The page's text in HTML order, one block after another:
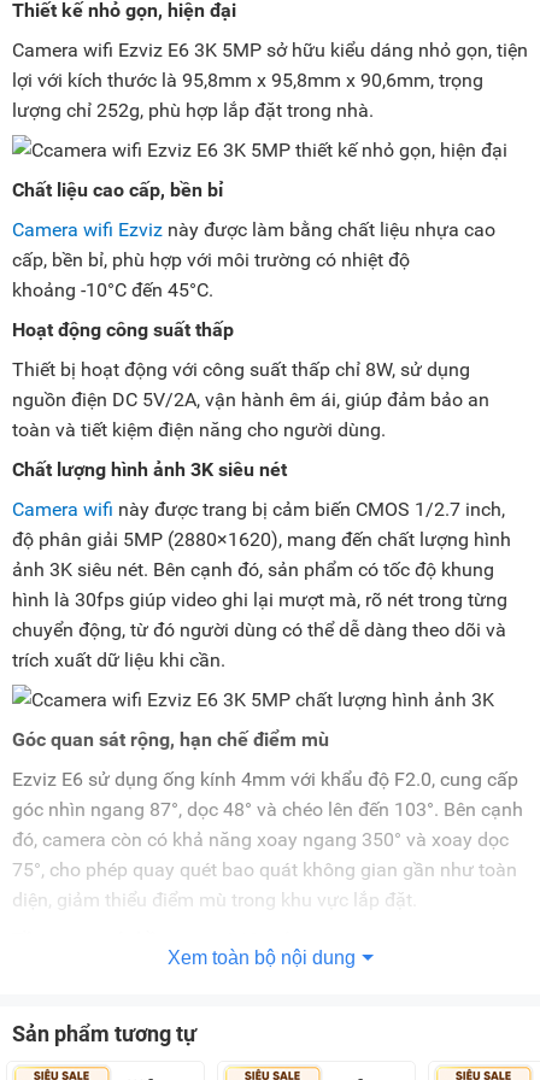
Thiết kế nhỏ gọn, hiện đại
Camera wifi Ezviz E6 3K 5MP sở hữu kiểu dáng nhỏ gọn, tiện
lợi với kích thước là 95,8mm x 95,8mm x 90,6mm, trọng
lượng chỉ 252g, phù hợp lắp đặt trong nhà.
Chất liệu cao cấp, bền bỉ
Camera wifi Ezviz này được làm bằng chất liệu nhựa cao
cấp, bền bỉ, phù hợp với môi trường có nhiệt độ
khoảng -10°C đến 45°C.
Hoạt động công suất thấp
Thiết bị hoạt động với công suất thấp chỉ 8W, sử dụng
nguồn điện DC 5V/2A, vận hành êm ái, giúp đảm bảo an
toàn và tiết kiệm điện năng cho người dùng.
Chất lượng hình ảnh 3K siêu nét
Camera wifi này được trang bị cảm biến CMOS 1/2.7 inch,
độ phân giải 5MP (2880×1620), mang đến chất lượng hình
ảnh 3K siêu nét. Bên cạnh đó, sản phẩm có tốc độ khung
hình là 30fps giúp video ghi lại mượt mà, rõ nét trong từng
chuyển động, từ đó người dùng có thể dễ dàng theo dõi và
trích xuất dữ liệu khi cần.
Góc quan sát rộng, hạn chế điểm mù
Ezviz E6 sử dụng ống kính 4mm với khẩu độ F2.0, cung cấp
góc nhìn ngang 87°, dọc 48° và chéo lên đến 103°. Bên cạnh
đó, camera còn có khả năng xoay ngang 350° và xoay dọc
75°, cho phép quay quét bao quát không gian gần như toàn
diện, giảm thiểu điểm mù trong khu vực lắp đặt.
hình ảnh tiên tiến như chống ngược sáng kỹ thuật số DWDR,
chống nhiễu 3D DNR, cùng cảm biến ICR, mang lại hình ảnh
Xem toàn bộ nội dung
Sản phẩm tương tự